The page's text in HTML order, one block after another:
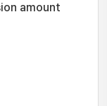
amount